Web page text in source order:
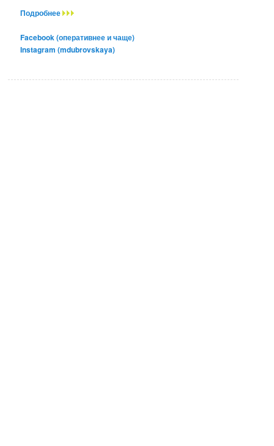
Подробнее
Facebook (оперативнее и чаще)
Instagram (mdubrovskaya)